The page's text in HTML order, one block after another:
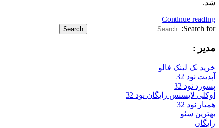
شد.
Continue reading
Search for:
Search
مدیر :
خرید بک لینک فالو
آپدیت نود 32
پسورد نود 32
اوکلی لایسنس رایگان نود 32
همیار نود 32
بهترین سئو
رایگان